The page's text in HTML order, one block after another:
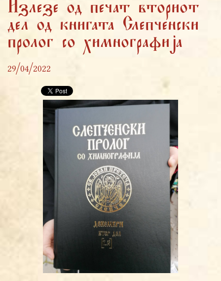
Излезе од печат вториот
дел од книгата Слепченски
пролог со химнографија
29/04/2022